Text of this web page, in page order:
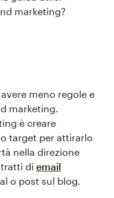
marketing?
meno regole e
marketing.
è creare
target per attirarlo
nella direzione
di email
o post sul blog.